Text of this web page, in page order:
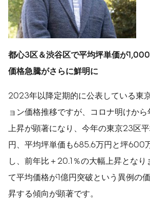
都心3区＆渋谷区で平均坪単価が1,000
価格急騰がさらに鮮明に
2023年以降定期的に公表している東
ョン価格推移ですが、コロナ明けか
上昇が顕著になり、今年の東京23区
円、平均坪単価も685.6万円と坪600
し、前年比＋20.1％の大幅上昇となり
て平均価格が1億円突破という異例の
昇する傾向が顕著です。